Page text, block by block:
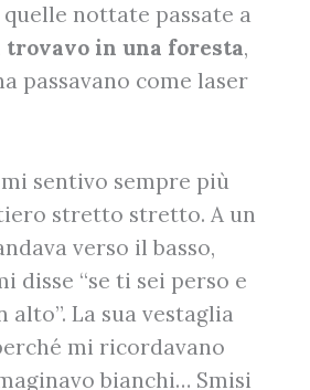
nottate passate a
trovavo in una foresta,
passavano come laser
sentivo sempre più
stretto stretto. A un
verso il basso,
disse “se ti sei perso e
La sua vestaglia
mi ricordavano
bianchi… Smisi